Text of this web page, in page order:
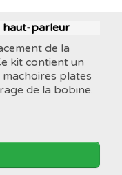
haut-parleur
de la
kit contient un
plates
de la bobine.